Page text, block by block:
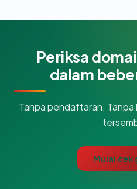
Periksa
dalam
Tanpa pendaftaran.
Mulai